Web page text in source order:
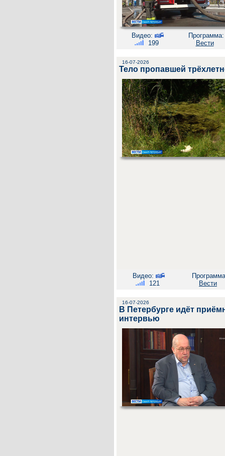
Видео:
199
Программа:
Вести
16-07-2026
Тело пропавшей
Видео:
121
Вести
16-07-2026
В Петербурге идёт
интервью